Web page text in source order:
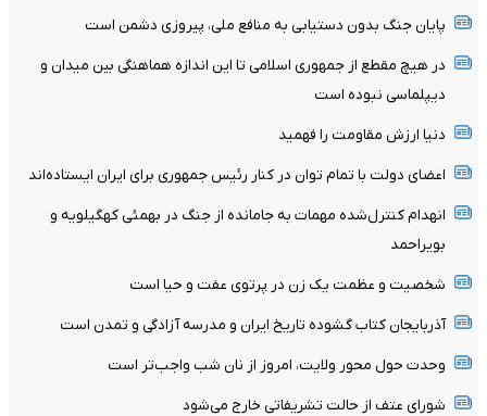
پایان جنگ بدون دستیابی به منافع ملی، پیروزی دشمن است
در هیچ مقطع از جمهوری اسلامی تا این اندازه هماهنگی بین میدان و
دیپلماسی نبوده است
دنیا ارزش مقاومت را فهمید
اعضای دولت با تمام توان در کنار رئیس جمهوری برای ایران ایستاده‌اند
انهدام کنترل‌شده مهمات به‌ جامانده از جنگ در بهمئی کهگیلویه و
بویراحمد
شخصیت و عظمت یک زن در پرتوی عفت و حیا است
آذربایجان کتاب گشوده تاریخ ایران و مدرسه آزادگی و تمدن است
وحدت حول محور ولایت، امروز از نان شب واجب‌تر است
شورای عتف از حالت تشریفاتی خارج می‌شود